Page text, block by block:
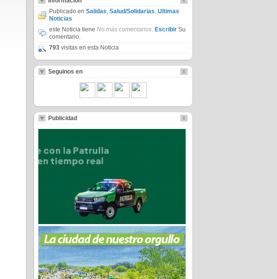
Publicado en Salidas, Salud/Solidarias, Ultimas
Noticias
este Noticia tiene No más comentarios. Escribir Su
comentario.
793 visitas en esta Noticia
Seguinos en
Publicidad